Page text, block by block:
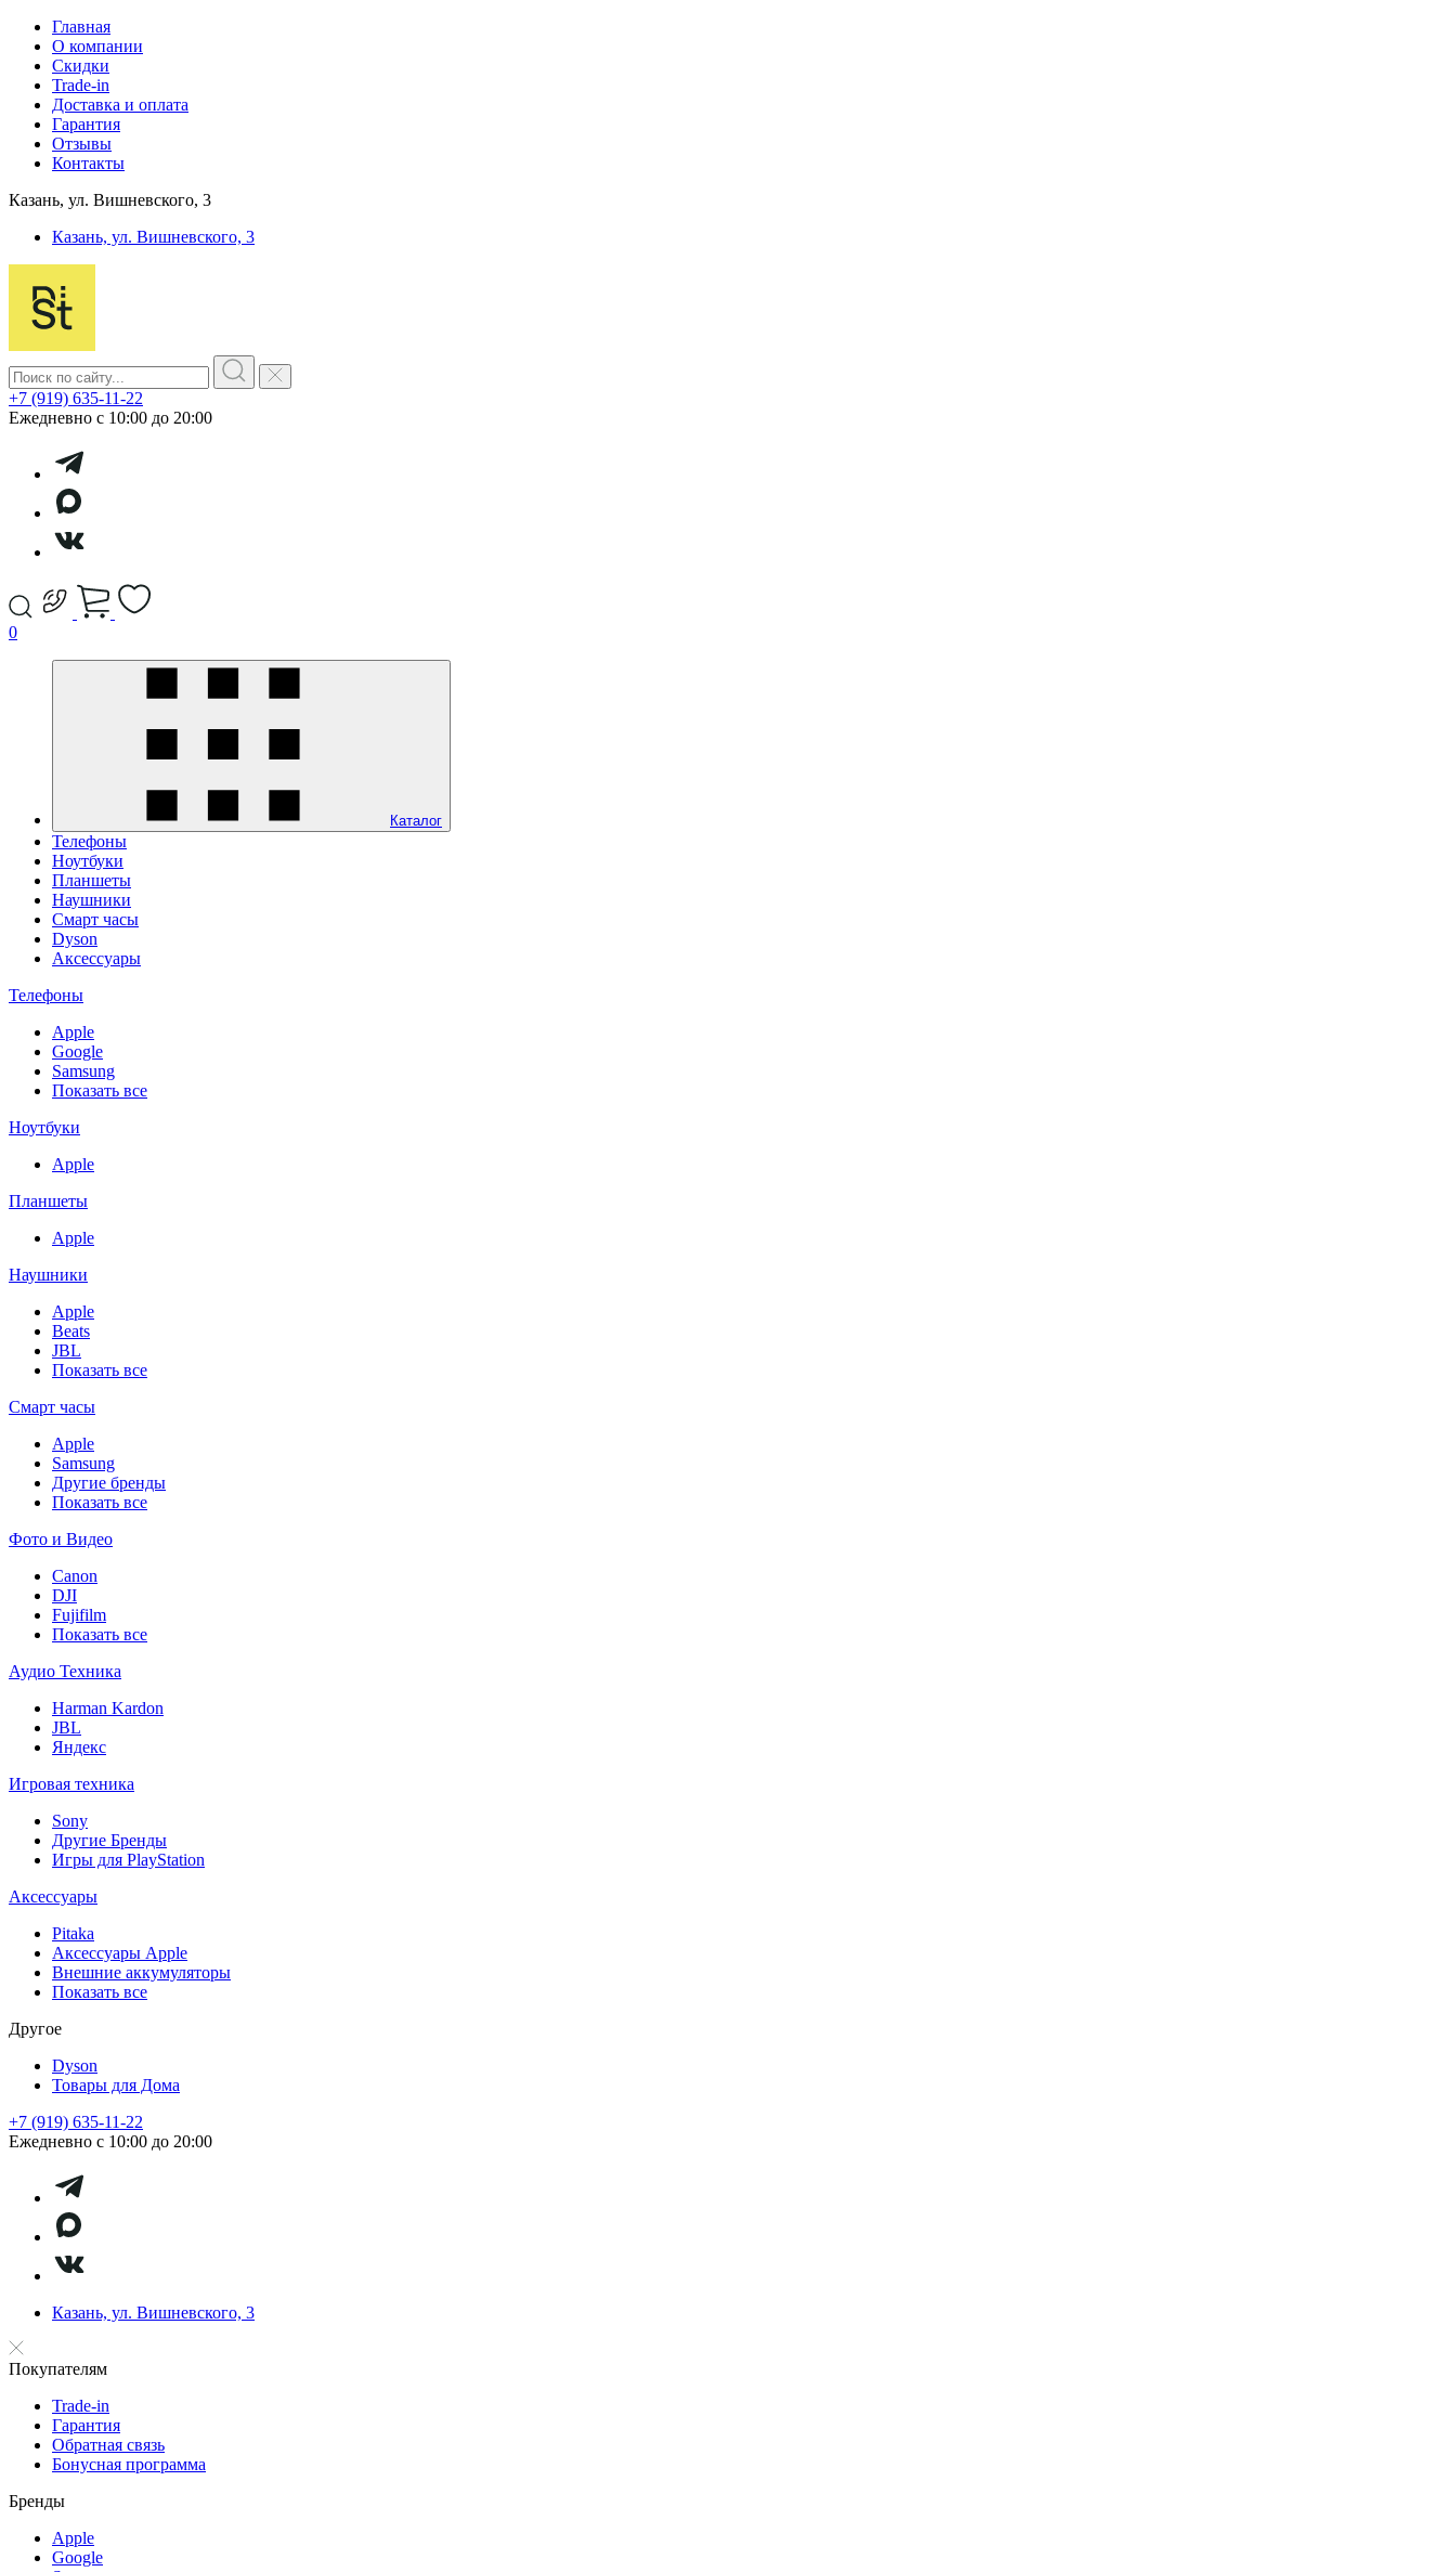
Главная
О компании
Скидки
Trade-in
Доставка и оплата
Гарантия
Отзывы
Контакты
Казань, ул. Вишневского, 3
Казань, ул. Вишневского, 3
+7 (919) 635-11-22
Ежедневно с 10:00 до 20:00
0
Каталог
Телефоны
Ноутбуки
Планшеты
Наушники
Смарт часы
Dyson
Аксессуары
Телефоны
Apple
Google
Samsung
Показать все
Ноутбуки
Apple
Планшеты
Apple
Наушники
Apple
Beats
JBL
Показать все
Смарт часы
Apple
Samsung
Другие бренды
Показать все
Фото и Видео
Canon
DJI
Fujifilm
Показать все
Аудио Техника
Harman Kardon
JBL
Яндекс
Игровая техника
Sony
Другие Бренды
Игры для PlayStation
Аксессуары
Pitaka
Аксессуары Apple
Внешние аккумуляторы
Показать все
Другое
Dyson
Товары для Дома
+7 (919) 635-11-22
Ежедневно с 10:00 до 20:00
Казань, ул. Вишневского, 3
Покупателям
Trade-in
Гарантия
Обратная связь
Бонусная программа
Бренды
Apple
Google